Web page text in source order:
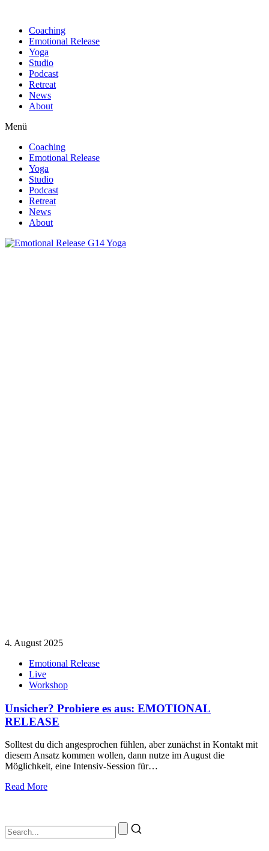
Coaching
Emotional Release
Yoga
Studio
Podcast
Retreat
News
About
Menü
Coaching
Emotional Release
Yoga
Studio
Podcast
Retreat
News
About
4. August 2025
Emotional Release
Live
Workshop
Unsicher? Probiere es aus: EMOTIONAL
RELEASE
Solltest du dich angesprochen fühlen, aber zunächst in Kontakt mit
diesem Ansatz kommen wollen, dann nutze im August die
Möglichkeit, eine Intensiv-Session für…
Read More